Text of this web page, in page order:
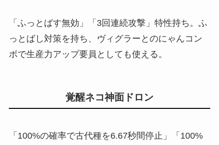
「ふっとばす無効」「3回連続攻撃」特性持ち。ふ
っとばし対策を持ち、ヴィグラーとのにゃんコン
ボで生産力アップ要員としても使える。
覚醒ネコ神面ドロン
「100%の確率で古代種を6.67秒間停止」「100%